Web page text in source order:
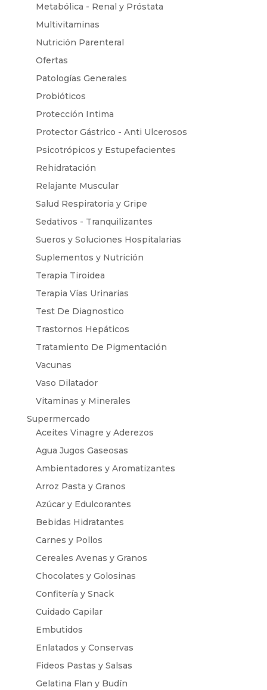
Metabólica - Renal y Próstata
Multivitaminas
Nutrición Parenteral
Ofertas
Patologías Generales
Probióticos
Protección Intima
Protector Gástrico - Anti Ulcerosos
Psicotrópicos y Estupefacientes
Rehidratación
Relajante Muscular
Salud Respiratoria y Gripe
Sedativos - Tranquilizantes
Sueros y Soluciones Hospitalarias
Suplementos y Nutrición
Terapia Tiroidea
Terapia Vías Urinarias
Test De Diagnostico
Trastornos Hepáticos
Tratamiento De Pigmentación
Vacunas
Vaso Dilatador
Vitaminas y Minerales
Supermercado
Aceites Vinagre y Aderezos
Agua Jugos Gaseosas
Ambientadores y Aromatizantes
Arroz Pasta y Granos
Azúcar y Edulcorantes
Bebidas Hidratantes
Carnes y Pollos
Cereales Avenas y Granos
Chocolates y Golosinas
Confitería y Snack
Cuidado Capilar
Embutidos
Enlatados y Conservas
Fideos Pastas y Salsas
Gelatina Flan y Budín